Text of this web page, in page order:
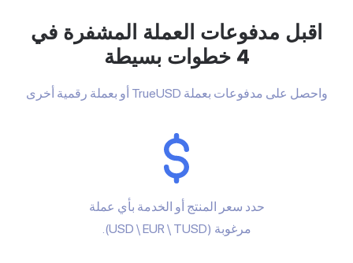
اقبل مدفوعات العملة المشفرة في
4 خطوات بسيطة
واحصل على مدفوعات بعملة TrueUSD أو بعملة رقمية أخرى
حدد سعر المنتج أو الخدمة بأي عملة
مرغوبة (USD \ EUR \ TUSD).